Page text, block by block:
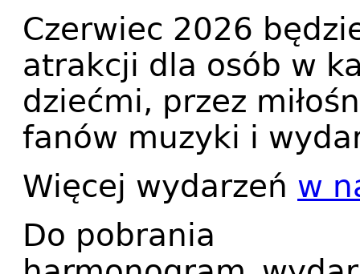
Czerwiec 2026
atrakcji dla osób w
dziećmi, przez
fanów muzyki i
Więcej wydarzeń w
Do pobrania